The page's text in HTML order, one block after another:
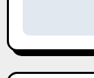
v
i